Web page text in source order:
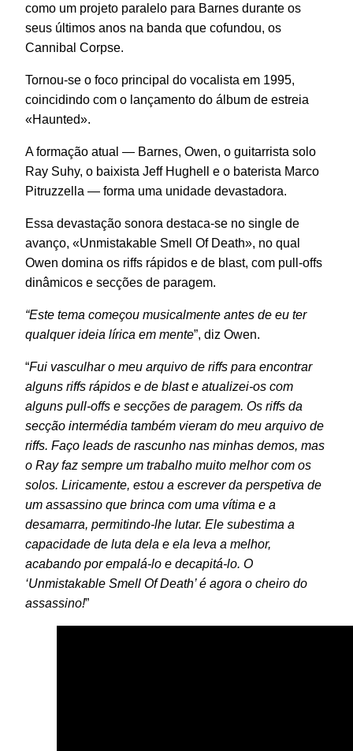
como um projeto paralelo para Barnes durante os
seus últimos anos na banda que cofundou, os
Cannibal Corpse.
Tornou‑se o foco principal do vocalista em 1995,
coincidindo com o lançamento do álbum de estreia
«Haunted».
A formação atual — Barnes, Owen, o guitarrista solo
Ray Suhy, o baixista Jeff Hughell e o baterista Marco
Pitruzzella — forma uma unidade devastadora.
Essa devastação sonora destaca‑se no single de
avanço, «Unmistakable Smell Of Death», no qual
Owen domina os riffs rápidos e de blast, com pull‑offs
dinâmicos e secções de paragem.
“Este tema começou musicalmente antes de eu ter
qualquer ideia lírica em mente”, diz Owen.
“Fui vasculhar o meu arquivo de riffs para encontrar
alguns riffs rápidos e de blast e atualizei-os com
alguns pull‑offs e secções de paragem. Os riffs da
secção intermédia também vieram do meu arquivo de
riffs. Faço leads de rascunho nas minhas demos, mas
o Ray faz sempre um trabalho muito melhor com os
solos. Liricamente, estou a escrever da perspetiva de
um assassino que brinca com uma vítima e a
desamarra, permitindo‑lhe lutar. Ele subestima a
capacidade de luta dela e ela leva a melhor,
acabando por empalá‑lo e decapitá‑lo. O
‘Unmistakable Smell Of Death’ é agora o cheiro do
assassino!”